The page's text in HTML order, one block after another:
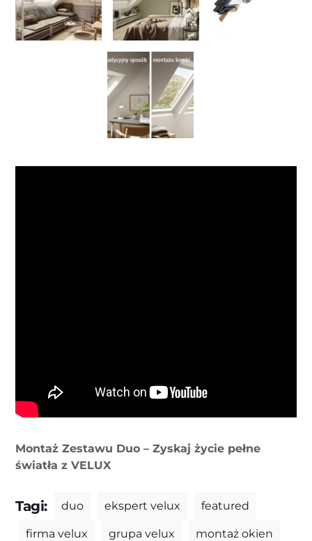
Montaż Zestawu Duo – Zyskaj życie pełne
światła z VELUX
Tagi: duo ekspert velux featured
firma velux grupa velux montaż okien